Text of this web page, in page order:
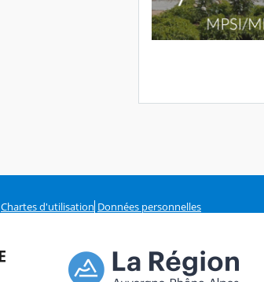
Chartes d'utilisation Données personnelles